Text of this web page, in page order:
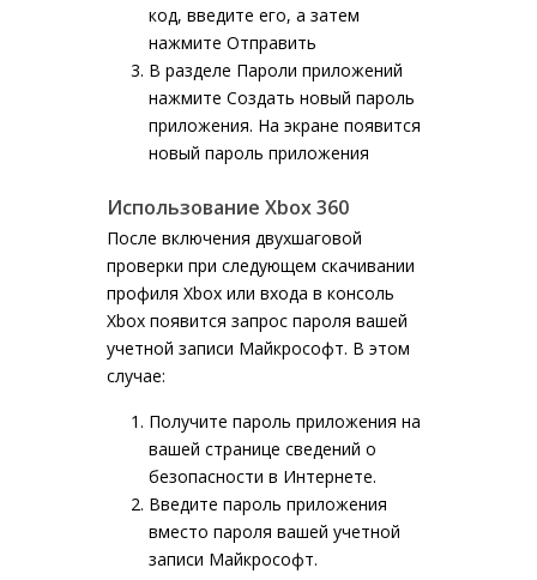
код, введите его, а затем
нажмите Отправить
В разделе Пароли приложений
нажмите Создать новый пароль
приложения. На экране появится
новый пароль приложения
Использование Xbox 360
После включения двухшаговой
проверки при следующем скачивании
профиля Xbox или входа в консоль
Xbox появится запрос пароля вашей
учетной записи Майкрософт. В этом
случае:
Получите пароль приложения на
вашей странице сведений о
безопасности в Интернете.
Введите пароль приложения
вместо пароля вашей учетной
записи Майкрософт.